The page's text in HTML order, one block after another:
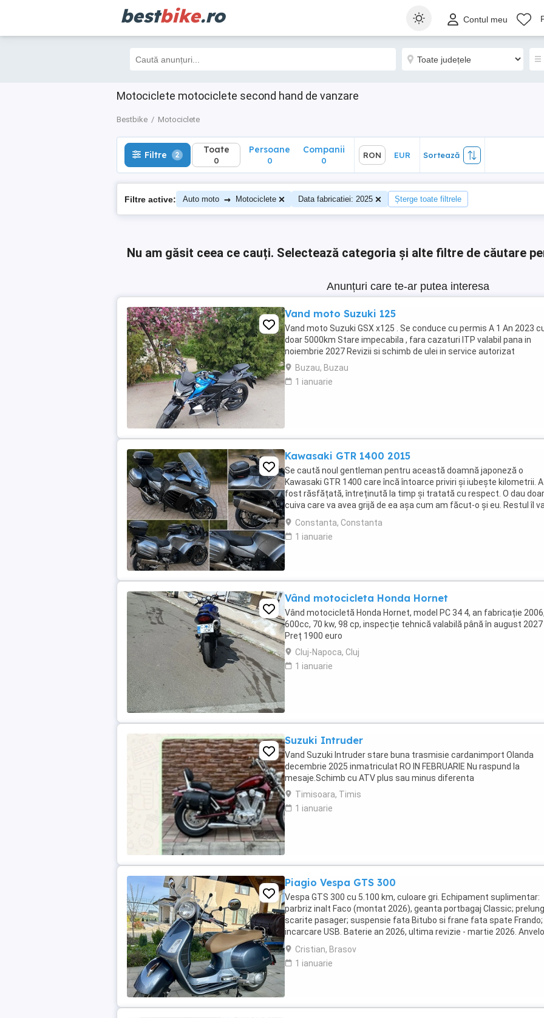
bestbike.ro Contul meu
Motociclete motociclete second hand de vanzare
Bestbike Motociclete
Filtre 2 Toate
0
Sortează
Filtre 2 Toate
0
Persoane
0
Companii
0
RON EUR Sortează
Filtre active: Auto moto → Motociclete Data fabricatiei: 2025 Șterge toate filtrele
Nu am găsit ceea ce cauți. Selectează categoria și alte filtre de căutare
Anunțuri care te-ar putea interesa
Vand moto Suzuki 125
Vand moto Suzuki GSX x125 . Se conduce cu permis A 1 An 2023
doar 5000km Stare impecabila , fara cazaturi ITP valabil pana in
noiembrie 2027 Revizii si schimb de ulei in service autorizat
Buzau, Buzau
1 ianuarie
Kawasaki GTR 1400 2015
Se caută noul gentleman pentru această doamnă japoneză o
Kawasaki GTR 1400 care încă întoarce priviri și iubește kilometrii. A
fost răsfățată, întreținută la timp și tratată cu respect. O dau doar
cuiva care va avea grijă de ea așa cum am făcut-o și eu. Restul îl
convinge ea la prima cheie. Vă ...
Constanta, Constanta
1 ianuarie
Vând motocicleta Honda Hornet
Vând motocicletă Honda Hornet, model PC 34 4, an fabricație
600cc, 70 kw, 98 cp, inspecție tehnică valabilă până în august 2027
Preț 1900 euro
Cluj-Napoca, Cluj
1 ianuarie
Suzuki Intruder
Vand Suzuki Intruder stare buna trasmisie cardanimport Olanda
decembrie 2025 inmatriculat RO IN FEBRUARIE Nu raspund la
mesaje.Schimb cu ATV plus sau minus diferenta
Timisoara, Timis
1 ianuarie
Piagio Vespa GTS 300
Vespa GTS 300 cu 5.100 km, culoare gri. Echipament suplimentar:
parbriz inalt Faco (montat 2026), geanta portbagaj Classic;
scarite pasager; suspensie fata Bitubo si frane fata spate Frando;
incarcare USB. Baterie an 2026, ultima revizie - martie 2026.
2024. Itp valabil pana in ...
Cristian, Brasov
1 ianuarie